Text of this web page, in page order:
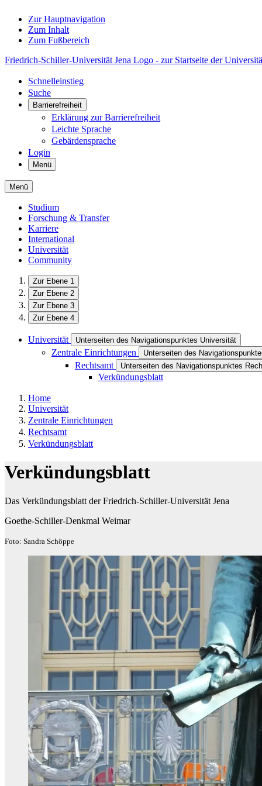
Zur Hauptnavigation
Zum Inhalt
Zum Fußbereich
Friedrich-Schiller-Universität Jena Logo - zur Startseite der
Schnelleinstieg
Suche
Barrierefreiheit
Erklärung zur Barrierefreiheit
Leichte Sprache
Gebärdensprache
Login
Menü
Menü
Studium
Forschung & Transfer
Karriere
International
Universität
Community
Zur Ebene 1
Zur Ebene 2
Zur Ebene 3
Zur Ebene 4
Universität Unterseiten des Navigationspunktes Universität
Zentrale Einrichtungen Unterseiten des
Rechtsamt Unterseiten des Navigationspunktes
Verkündungsblatt
Home
Universität
Zentrale Einrichtungen
Rechtsamt
Verkündungsblatt
Verkündungsblatt
Das Verkündungsblatt der Friedrich-Schiller-Universität Jena
Goethe-Schiller-Denkmal Weimar
Foto: Sandra Schöppe